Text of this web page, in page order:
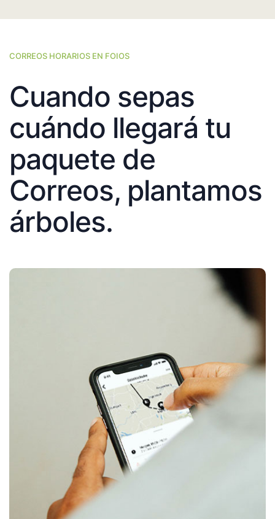
CORREOS HORARIOS EN FOIOS
Cuando sepas
cuándo llegará tu
paquete de
Correos, plantamos
árboles.